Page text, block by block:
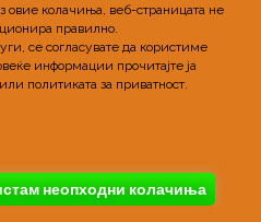
MozaikPro
овие колачиња, веб-страницата не
правилно.
се согласувате да користиме
информации прочитајте ја
политиката за приватност.
неопходни колачиња